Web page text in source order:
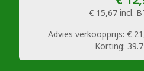
€ 15,67 incl.
Advies verkoopprijs: €
Korting: